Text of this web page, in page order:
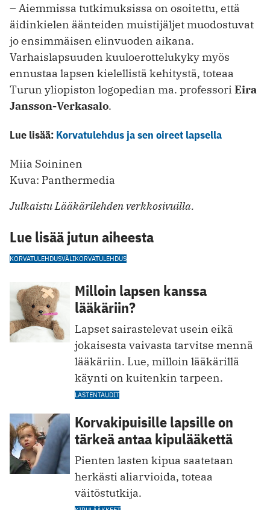
– Aiemmissa tutkimuksissa on osoitettu, että
äidinkielen äänteiden muistijäljet muodostuvat
jo ensimmäisen elinvuoden aikana.
Varhaislapsuuden kuuloerottelukyky myös
ennustaa lapsen kielellistä kehitystä, toteaa
Turun yliopiston logopedian ma. professori Eira
Jansson-Verkasalo.
Lue lisää: Korvatulehdus ja sen oireet lapsella
Miia Soininen
Kuva: Panthermedia
Julkaistu Lääkärilehden verkkosivuilla.
Lue lisää jutun aiheesta
KORVATULEHDUSVÄLIKORVATULEHDUS
Milloin lapsen kanssa
lääkäriin?
Lapset sairastelevat usein eikä
jokaisesta vaivasta tarvitse mennä
lääkäriin. Lue, milloin lääkärillä
käynti on kuitenkin tarpeen.
LASTENTAUDIT
Korvakipuisille lapsille on
tärkeä antaa kipulääkettä
Pienten lasten kipua saatetaan
herkästi aliarvioida, toteaa
väitöstutkija.